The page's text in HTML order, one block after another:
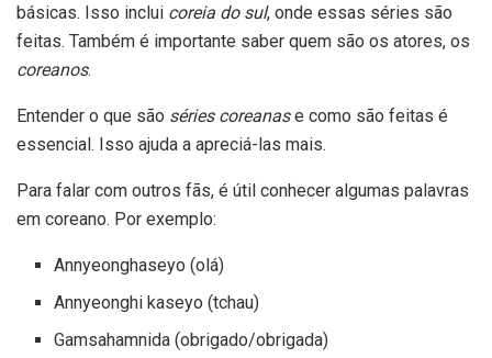
básicas. Isso inclui coreia do sul, onde essas séries são
feitas. Também é importante saber quem são os atores, os
coreanos.
Entender o que são séries coreanase como são feitas é
essencial. Isso ajuda a apreciá-las mais.
Para falar com outros fãs, é útil conhecer algumas palavras
em coreano. Por exemplo:
Annyeonghaseyo (olá)
Annyeonghi kaseyo (tchau)
Gamsahamnida (obrigado/obrigada)